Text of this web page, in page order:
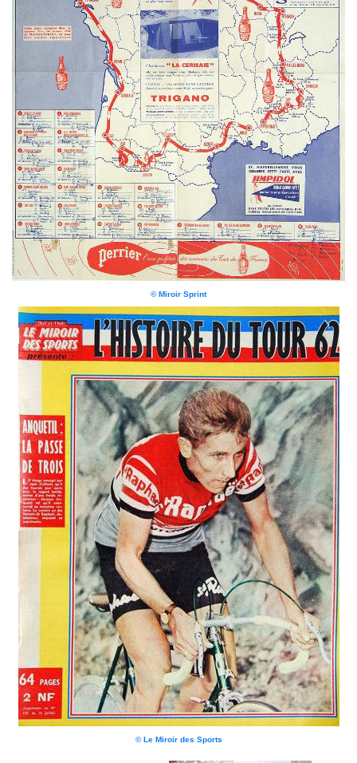
© Miroir Sprint
© Le Miroir des Sports